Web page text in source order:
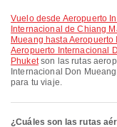
Vuelo desde Aeropuerto Internacional Don Mueang hasta Aeropuerto
Internacional de Chiang
Mueang hasta
Aeropuerto Internacional
Phuketson las rutas
Internacional Don
para tu viaje.
¿Cuáles son las rutas